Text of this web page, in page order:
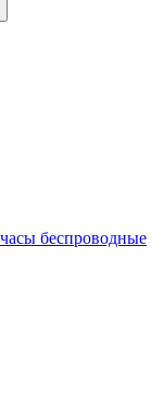
беспроводные